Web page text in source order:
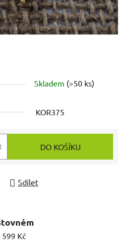
Skladem (>50 ks)
KOR375
DO KOŠÍKU
Sdílet
Kč